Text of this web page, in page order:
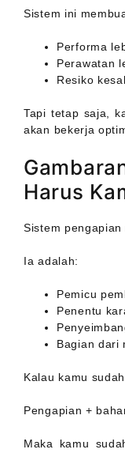
Sistem ini
Performa
Perawatan
Resiko
Tapi tetap saja,
akan bekerja
Harus
Sistem
Ia adalah:
Pemicu
Penentu
Bagian dari
Kalau kamu
Pengapian +
Maka kamu